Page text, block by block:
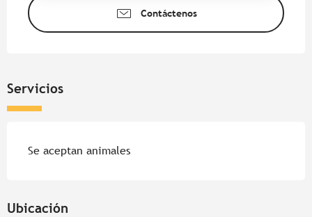
Contáctenos
Servicios
Se aceptan animales
Ubicación